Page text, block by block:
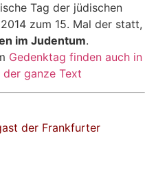
Tag der jüdischen
zum 15. Mal der statt,
im Judentum.
Gedenktag finden auch in
der ganze Text
der Frankfurter